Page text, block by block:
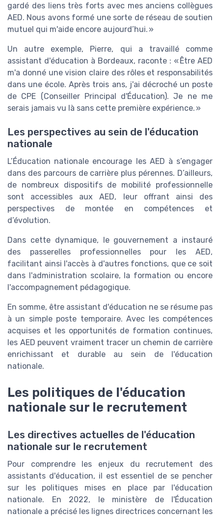
gardé des liens très forts avec mes anciens collègues
AED. Nous avons formé une sorte de réseau de soutien
mutuel qui m'aide encore aujourd’hui. »
Un autre exemple, Pierre, qui a travaillé comme
assistant d'éducation à Bordeaux, raconte : « Être AED
m'a donné une vision claire des rôles et responsabilités
dans une école. Après trois ans, j'ai décroché un poste
de CPE (Conseiller Principal d'Éducation). Je ne me
serais jamais vu là sans cette première expérience. »
Les perspectives au sein de l'éducation
nationale
L’Éducation nationale encourage les AED à s’engager
dans des parcours de carrière plus pérennes. D’ailleurs,
de nombreux dispositifs de mobilité professionnelle
sont accessibles aux AED, leur offrant ainsi des
perspectives de montée en compétences et
d’évolution.
Dans cette dynamique, le gouvernement a instauré
des passerelles professionnelles pour les AED,
facilitant ainsi l'accès à d'autres fonctions, que ce soit
dans l'administration scolaire, la formation ou encore
l'accompagnement pédagogique.
En somme, être assistant d'éducation ne se résume pas
à un simple poste temporaire. Avec les compétences
acquises et les opportunités de formation continues,
les AED peuvent vraiment tracer un chemin de carrière
enrichissant et durable au sein de l'éducation
nationale.
Les politiques de l'éducation
nationale sur le recrutement
Les directives actuelles de l'éducation
nationale sur le recrutement
Pour comprendre les enjeux du recrutement des
assistants d'éducation, il est essentiel de se pencher
sur les politiques mises en place par l'éducation
nationale. En 2022, le ministère de l'Éducation
nationale a précisé les lignes directrices concernant les